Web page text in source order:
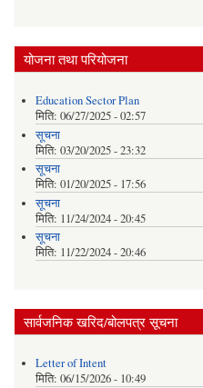
योजना तथा परियोजना
Education Sector Plan
मिति: 06/27/2025 - 02:57
सूचना
मिति: 03/20/2025 - 23:32
सूचना
मिति: 01/20/2025 - 17:56
सूचना
मिति: 11/24/2024 - 20:45
सूचना
मिति: 11/22/2024 - 20:46
सार्वजनिक खरिद/बोलपत्र सूचना
Letter of Intent
मिति: 06/15/2026 - 10:49